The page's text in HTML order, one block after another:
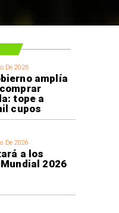
De 2026
amplía
tope a
cupos
De 2026
a los
2026